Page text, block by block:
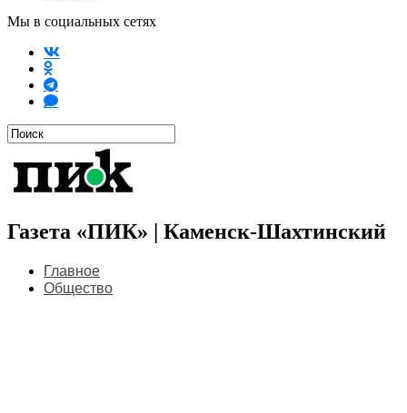
Мы в социальных сетях
Газета «ПИК» | Каменск-Шахтинский
Главное
Общество